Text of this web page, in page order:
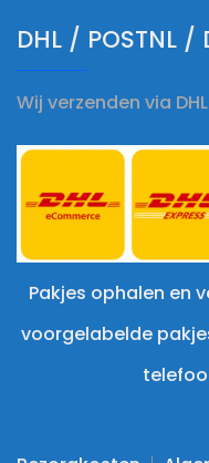
DHL / POSTNL /
Wij verzenden via
Pakjes ophalen en
voorgelabelde